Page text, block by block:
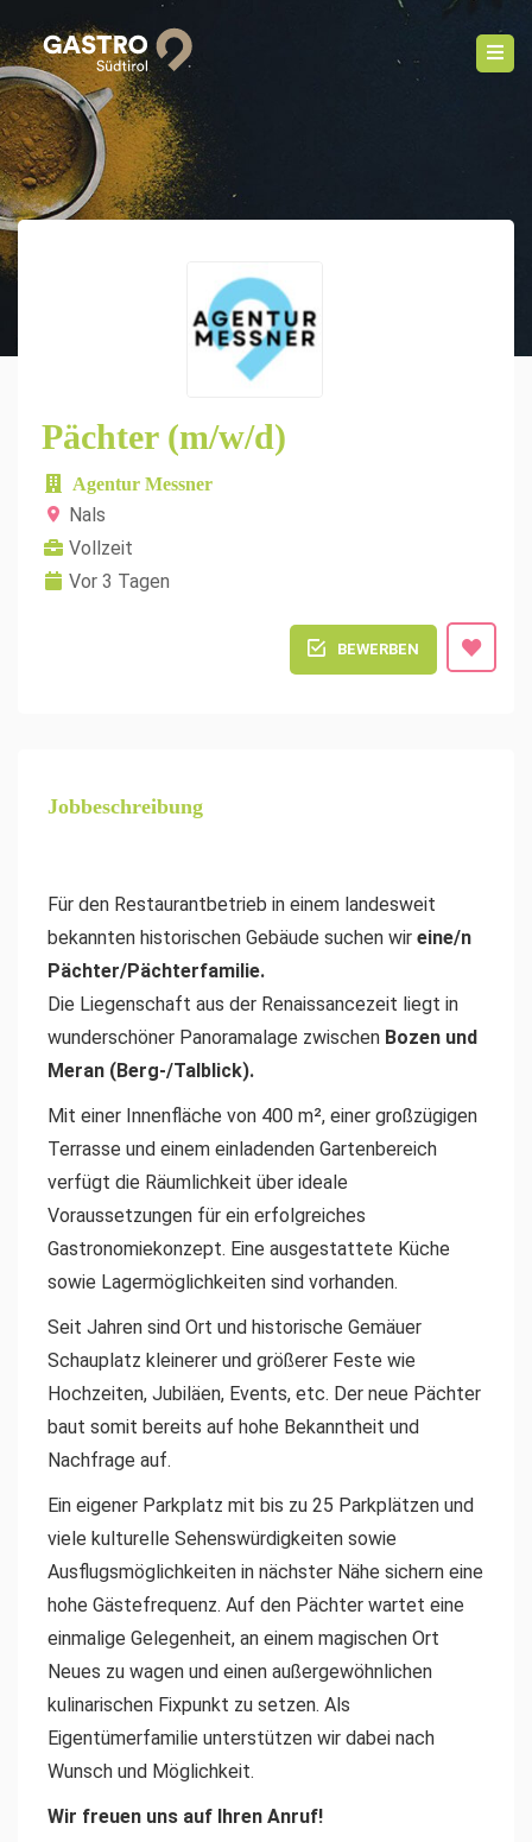
Pächter (m/w/d)
Agentur Messner
Nals
Vollzeit
Vor 3 Tagen
BEWERBEN
Jobbeschreibung
Für den Restaurantbetrieb in einem landesweit
bekannten historischen Gebäude suchen wir eine/n
Pächter/Pächterfamilie.
Die Liegenschaft aus der Renaissancezeit liegt in
wunderschöner Panoramalage zwischen Bozen und
Meran (Berg-/Talblick).
Mit einer Innenfläche von 400 m², einer großzügigen
Terrasse und einem einladenden Gartenbereich
verfügt die Räumlichkeit über ideale
Voraussetzungen für ein erfolgreiches
Gastronomiekonzept. Eine ausgestattete Küche
sowie Lagermöglichkeiten sind vorhanden.
Seit Jahren sind Ort und historische Gemäuer
Schauplatz kleinerer und größerer Feste wie
Hochzeiten, Jubiläen, Events, etc. Der neue Pächter
baut somit bereits auf hohe Bekanntheit und
Nachfrage auf.
Ein eigener Parkplatz mit bis zu 25 Parkplätzen und
viele kulturelle Sehenswürdigkeiten sowie
Ausflugsmöglichkeiten in nächster Nähe sichern eine
hohe Gästefrequenz. Auf den Pächter wartet eine
einmalige Gelegenheit, an einem magischen Ort
Neues zu wagen und einen außergewöhnlichen
kulinarischen Fixpunkt zu setzen. Als
Eigentümerfamilie unterstützen wir dabei nach
Wunsch und Möglichkeit.
Wir freuen uns auf Ihren Anruf!